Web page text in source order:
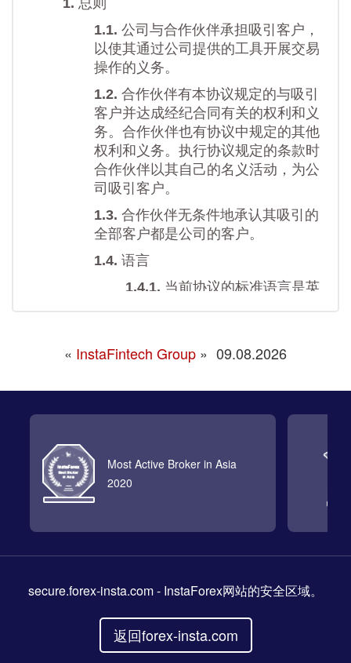
« InstaFintech Group » 09.08.2026
Most Active Broker in Asia
2020
secure.forex-insta.com- InstaForex网站的安全区域。
返回forex-insta.com